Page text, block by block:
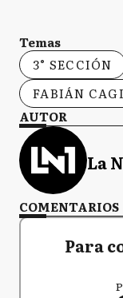
Temas
3° SECCIÓN
FABIÁN
AUTOR
La
COMENTARIOS
Para